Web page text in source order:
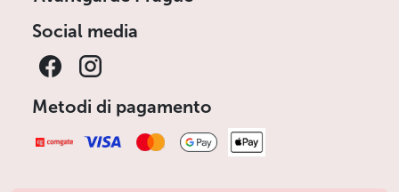
Social media
Metodi di pagamento